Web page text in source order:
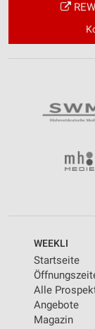
WEEKLI
Startseite
Alle
Angebote
Magazin